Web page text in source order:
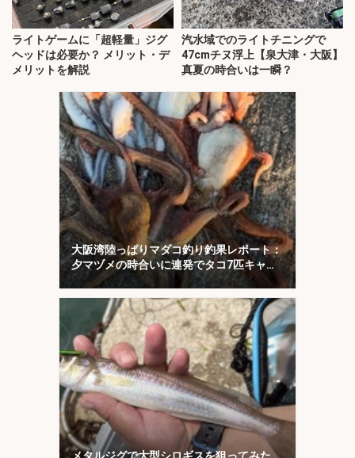
ライトゲームに「超軽量」ジグ
ヘッドは必要か？ メリット・デ
メリットを解説
汽水域でのライトチニングで
47cmチヌ浮上【泉大津・大阪】
真夏の時合いは一瞬？
大阪湾陸っぱりマダコ釣り釣果レポート：
夕マヅメの時合いに連発でタコ7匹キャッ
チ【南港魚つり園】